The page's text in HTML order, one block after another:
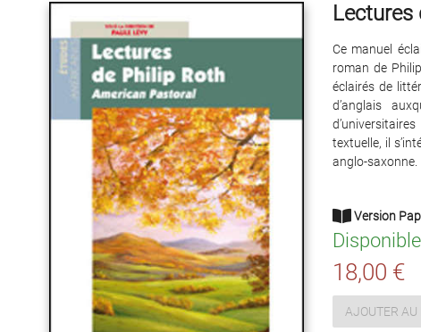
Lectures
Ce manuel
roman de
éclairés de
d’anglais
textuelle, il
anglo-saxonne.
Version
Disponible
18,00 €
AJOUTER AU